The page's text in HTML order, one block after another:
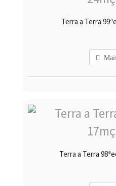
Terra a Terra
Terra a Terra